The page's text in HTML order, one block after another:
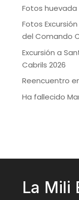
Fotos huevada
Fotos
del Comando
Excursión a
Cabrils 2026
Reencuentro
Ha fallecido
La Mili